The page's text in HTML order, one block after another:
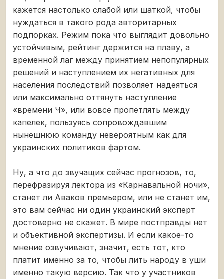
кажется настолько слабой или шаткой, чтобы
нуждаться в такого рода авторитарных
подпорках. Режим пока что выглядит довольно
устойчивым, рейтинг держится на плаву, а
временной лаг между принятием непопулярных
решений и наступлением их негативных для
населения последствий позволяет надеяться
или максимально оттянуть наступление
«времени Ч», или вовсе пропетлять между
капелек, пользуясь сопровождавшим
нынешнюю команду невероятным как для
украинских политиков фартом.
Ну, а что до звучащих сейчас прогнозов, то,
перефразируя лектора из «Карнавальной ночи»,
станет ли Аваков премьером, или не станет им,
это вам сейчас ни один украинский эксперт
достоверно не скажет. В мире постправды нет
и объективной экспертизы. И если какое-то
мнение озвучивают, значит, есть тот, кто
платит именно за то, чтобы лить народу в уши
именно такую версию. Так что у участников